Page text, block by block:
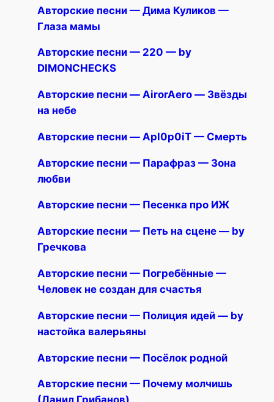
Авторские песни — Дима Куликов —
Глаза мамы
Авторские песни — 220 — by
DIMONCHECKS
Авторские песни — AirorAero — Звёзды
на небе
Авторские песни — Apl0p0iT — Смерть
Авторские песни — Парафраз — Зона
любви
Авторские песни — Песенка про ИЖ
Авторские песни — Петь на сцене — by
Гречкова
Авторские песни — Погребённые —
Человек не создан для счастья
Авторские песни — Полиция идей — by
настойка валерьяны
Авторские песни — Посёлок родной
Авторские песни — Почему молчишь